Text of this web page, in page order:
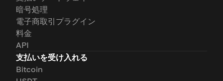
暗号処理
電子商取引プラグイン
料金
API
支払いを受け入れる
Bitcoin